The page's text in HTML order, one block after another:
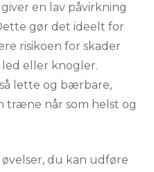
en lav påvirkning
gør det ideelt for
risikoen for skader
eller knogler.
lette og bærbare,
træne når som helst og
du kan udføre